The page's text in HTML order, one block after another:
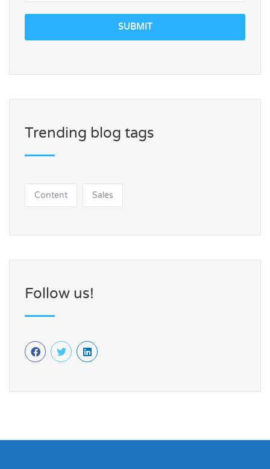
SUBMIT
Trending blog tags
Content Sales
Follow us!